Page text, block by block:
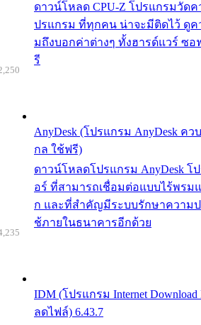
ดาวน์โหลด CPU-Z โปรแกรมวัดค
ปรแกรม ที่ทุกคน น่าจะมีติดไว้ ดูคว
มถึงบอกค่าต่างๆ ทั้งฮารด์แวร์ ซอ
รี
AnyDesk (โปรแกรม AnyDesk ค
กล ใช้ฟรี)
ดาวน์โหลดโปรแกรม AnyDesk
อร์ ที่สามารถเชื่อมต่อแบบไร้พรม
ก และที่สำคัญมีระบบรักษาความ
ช้ภายในธนาคารอีกด้วย
IDM (โปรแกรม Internet
ลดไฟล์) 6.43.7